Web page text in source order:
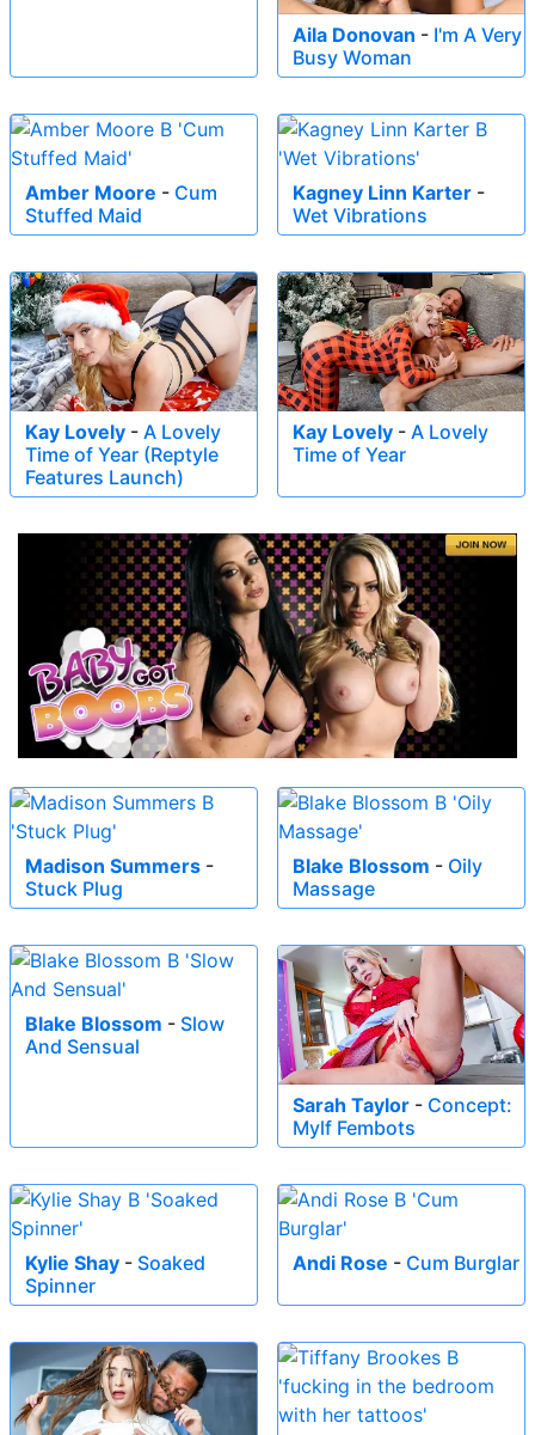
Aila Donovan - I'm A Very
Busy Woman
Amber Moore - Cum
Stuffed Maid
Kagney Linn Karter -
Wet Vibrations
Kay Lovely - A Lovely
Time of Year (Reptyle
Features Launch)
Kay Lovely - A Lovely
Time of Year
Madison Summers -
Stuck Plug
Blake Blossom - Oily
Massage
Blake Blossom - Slow
And Sensual
Sarah Taylor - Concept:
Mylf Fembots
Kylie Shay - Soaked
Spinner
Andi Rose - Cum Burglar